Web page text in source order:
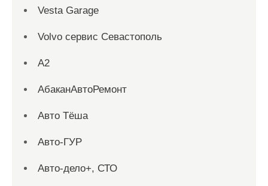
Vesta Garage
Volvo сервис Севастополь
А2
АбаканАвтоРемонт
Авто Тёша
Авто-ГУР
Авто-дело+, СТО